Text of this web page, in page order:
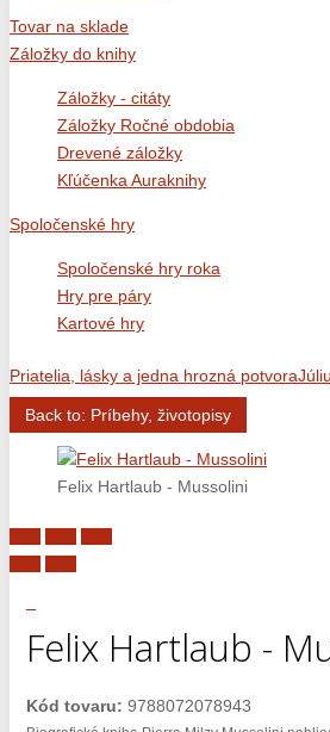
Tovar na sklade
Záložky do knihy
Záložky - citáty
Záložky Ročné obdobia
Drevené záložky
Kľúčenka Auraknihy
Spoločenské hry
Spoločenské hry roka
Hry pre páry
Kartové hry
Priatelia, lásky a jedna hrozná potvora
Back to: Príbehy, životopisy
Felix Hartlaub - Mussolini
Felix Hartlaub -
Kód tovaru: 9788072078943